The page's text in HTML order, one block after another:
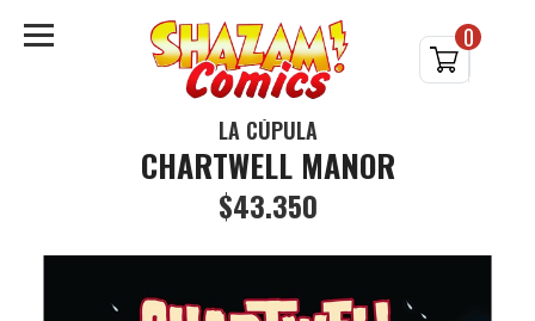
0
LA CÚPULA
CHARTWELL MANOR
$43.350